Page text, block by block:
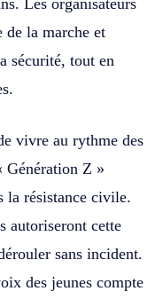
de la marche et
sécurité, tout en
vivre au rythme des
Z »
la résistance civile.
autoriseront cette
sans incident.
des jeunes compte